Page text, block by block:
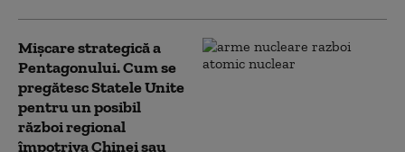
Mișcare strategică a
Pentagonului. Cum se
pregătesc Statele Unite
pentru un posibil
război regional
împotriva Chinei sau